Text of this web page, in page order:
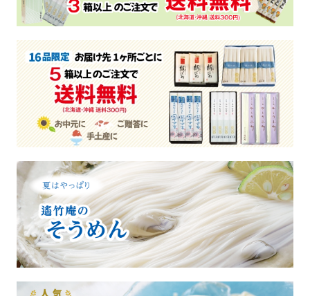
パスタ
詰合せ
つゆ・おすすめ他
冷凍
手提げ袋